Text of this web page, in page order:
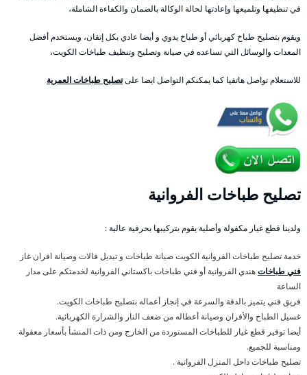
في تنظيفها وتلميعها وإعادتها لحالة الوكالة بالضمان والكفاءة الشاملة،
ويقوم بتصليح طباخ كهربائي أو طباخ يدوي و أيضا عادي بكل إتقان، ويستخدم أفضل
المعدات والوسائل التي تساعده في صيانة وتصليح وتنظيف طباخات الكويت،
للاستعلام تواصل هاتفيا كما يمكنكم التواصل ايضا علىتصليح طباخات العمرية
تصليح طباخات الفروانية
ولدينا قطع غيار مكفولة وأصلية يقوم بتركيبها بحرفية عالية :
خدمة تصليح طباخات الفروانية الكويت صيانة طباخات و تبديل فالات وصيانة افران غاز
فني طباخاتهندي الفروانية أو فني طباخات باكستاني الفروانية لخدمتكم على مدار
الساعة
فريق فني يتميز بالدقة والسرعة في إنجاز أعماله بتصليح طباخات الكويت.
غسيل الطباخ والأفران وصيانة أعطاله من ضعف النار والشرارة الكهربائية.
أيضا توفير قطع غيار للطباخات المستوردة من الخارج ومن ذات المنشأ بأسعار معقولة
ومناسبة للجميع.
تصليح طباخات داحل المنزل الفروانية .